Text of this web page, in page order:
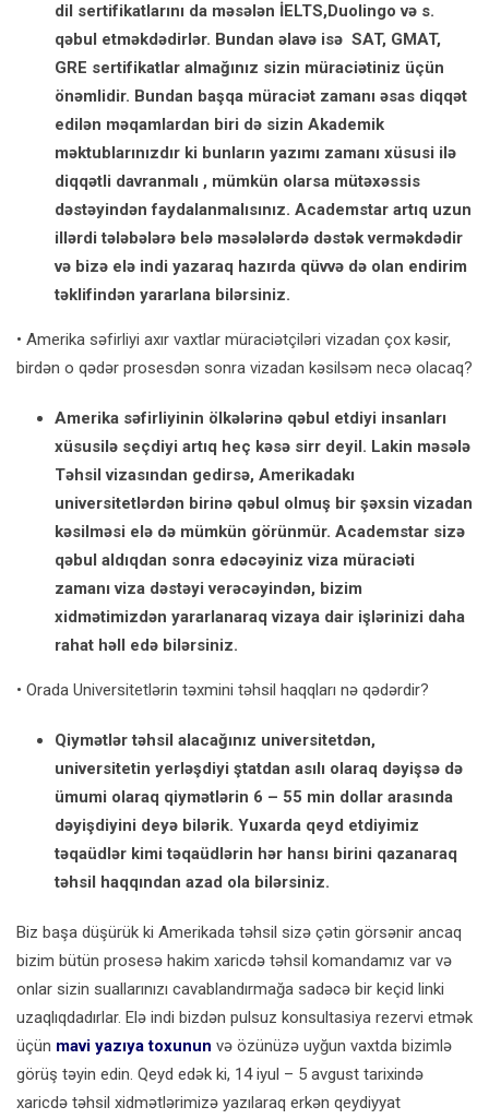
dil sertifikatlarını da məsələn İELTS,Duolingo və s.
qəbul etməkdədirlər. Bundan əlavə isə SAT, GMAT,
GRE sertifikatlar almağınız sizin müraciətiniz üçün
önəmlidir. Bundan başqa müraciət zamanı əsas diqqət
edilən məqamlardan biri də sizin Akademik
məktublarınızdır ki bunların yazımı zamanı xüsusi ilə
diqqətli davranmalı , mümkün olarsa mütəxəssis
dəstəyindən faydalanmalısınız. Academstar artıq uzun
illərdi tələbələrə belə məsələlərdə dəstək verməkdədir
və bizə elə indi yazaraq hazırda qüvvə də olan endirim
təklifindən yararlana bilərsiniz.
• Amerika səfirliyi axır vaxtlar müraciətçiləri vizadan çox kəsir,
birdən o qədər prosesdən sonra vizadan kəsilsəm necə olacaq?
Amerika səfirliyinin ölkələrinə qəbul etdiyi insanları
xüsusilə seçdiyi artıq heç kəsə sirr deyil. Lakin məsələ
Təhsil vizasından gedirsə, Amerikadakı
universitetlərdən birinə qəbul olmuş bir şəxsin vizadan
kəsilməsi elə də mümkün görünmür. Academstar sizə
qəbul aldıqdan sonra edəcəyiniz viza müraciəti
zamanı viza dəstəyi verəcəyindən, bizim
xidmətimizdən yararlanaraq vizaya dair işlərinizi daha
rahat həll edə bilərsiniz.
• Orada Universitetlərin təxmini təhsil haqqları nə qədərdir?
Qiymətlər təhsil alacağınız universitetdən,
universitetin yerləşdiyi ştatdan asılı olaraq dəyişsə də
ümumi olaraq qiymətlərin 6 – 55 min dollar arasında
dəyişdiyini deyə bilərik. Yuxarda qeyd etdiyimiz
təqaüdlər kimi təqaüdlərin hər hansı birini qazanaraq
təhsil haqqından azad ola bilərsiniz.
Biz başa düşürük ki Amerikada təhsil sizə çətin görsənir ancaq
bizim bütün prosesə hakim xaricdə təhsil komandamız var və
onlar sizin suallarınızı cavablandırmağa sadəcə bir keçid linki
uzaqlıqdadırlar. Elə indi bizdən pulsuz konsultasiya rezervi etmək
üçün mavi yazıya toxunun və özünüzə uyğun vaxtda bizimlə
görüş təyin edin. Qeyd edək ki, 14 iyul – 5 avgust tarixində
xaricdə təhsil xidmətlərimizə yazılaraq erkən qeydiyyat